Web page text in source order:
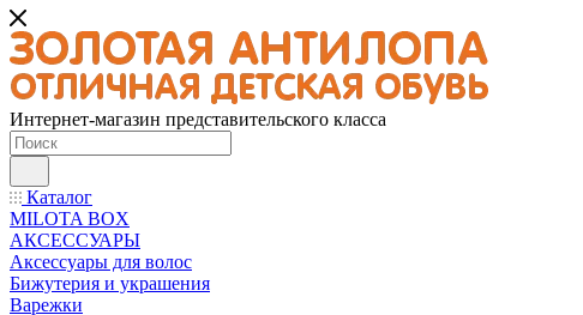
Интернет-магазин представительского класса
Каталог
MILOTA BOX
АКСЕССУАРЫ
Аксессуары для волос
Бижутерия и украшения
Варежки